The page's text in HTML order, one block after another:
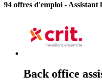
94 offres d'emploi - Assistant
Back office